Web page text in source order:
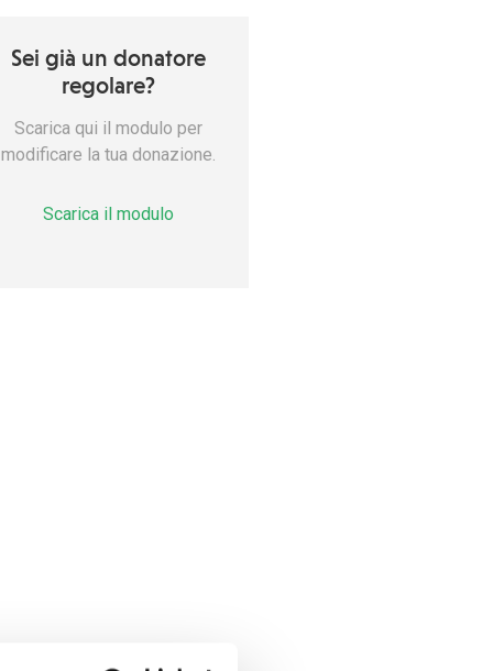
Sei già un donatore
regolare?
Scarica qui il modulo per
modificare la tua donazione.
Scarica il modulo